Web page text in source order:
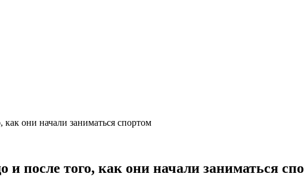
они начали заниматься спортом
после того, как они начали заниматься